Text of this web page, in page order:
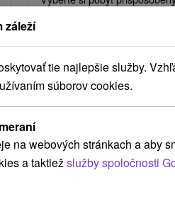
záleží
tie najlepšie služby.
súborov cookies.
na webových stránkach a aby
a taktiež služby spoločnosti